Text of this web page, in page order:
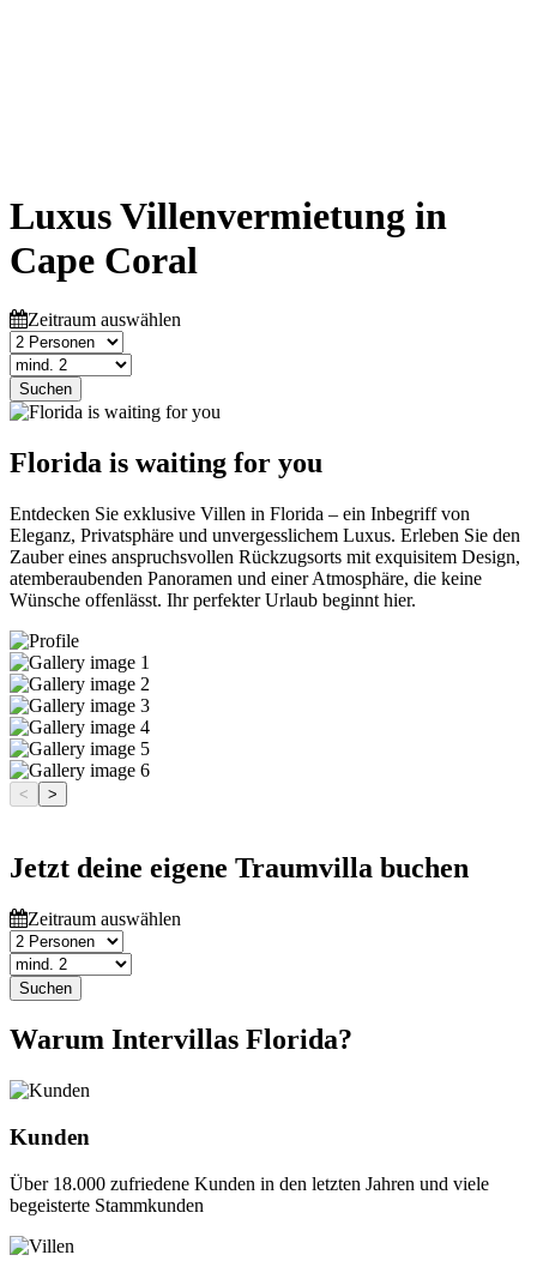
Luxus Villenvermietung in
Cape Coral
Zeitraum auswählen
Suchen
Florida is waiting for you
Entdecken Sie exklusive Villen in Florida – ein Inbegriff von
Eleganz, Privatsphäre und unvergesslichem Luxus. Erleben Sie den
Zauber eines anspruchsvollen Rückzugsorts mit exquisitem Design,
atemberaubenden Panoramen und einer Atmosphäre, die keine
Wünsche offenlässt. Ihr perfekter Urlaub beginnt hier.
< >
Jetzt deine eigene Traumvilla buchen
Zeitraum auswählen
Suchen
Warum Intervillas Florida?
Kunden
Über 18.000 zufriedene Kunden in den letzten Jahren und viele
begeisterte Stammkunden